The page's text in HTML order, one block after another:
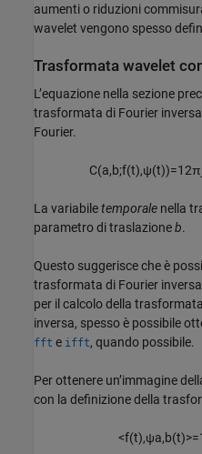
aumenti o riduzioni
wavelet vengono spesso
Trasformata wavelet
L’equazione nella sezione
trasformata di Fourier
Fourier.
C(a,b;f(t),ψ(t))=12π
La variabiletemporale nella
parametro di traslazioneb.
Questo suggerisce che è
trasformata di Fourier
per il calcolo della
inversa, spesso è possibile
fft e ifft, quando possibile.
Per ottenere un’immagine
con la definizione della
<f(t),ψa,b(t)>=